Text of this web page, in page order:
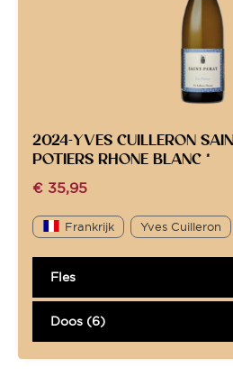
2024-YVES CUILLERON
POTIERS RHONE BLANC *
€ 35,95
Frankrijk Yves Cuilleron
Fles
Doos (6)